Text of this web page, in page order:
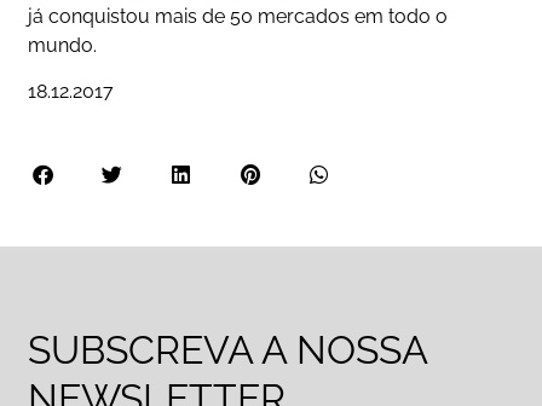
já conquistou mais de 50 mercados em todo o
mundo.
18.12.2017
SUBSCREVA A NOSSA